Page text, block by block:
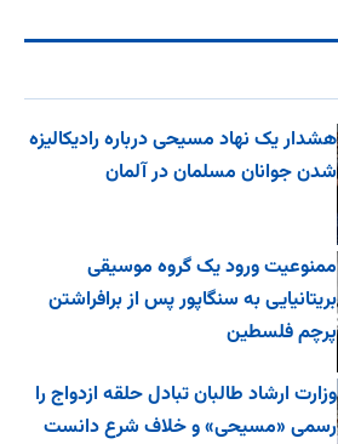
هشدار یک نهاد مسیحی درباره رادیکالیزه
شدن جوانان مسلمان در آلمان
ممنوعیت ورود یک گروه موسیقی
بریتانیایی به سنگاپور پس از برافراشتن
پرچم فلسطین
وزارت ارشاد طالبان تبادل حلقه ازدواج را
رسمی «مسیحی» و خلاف شرع دانست